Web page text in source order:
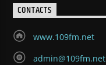
CONTACTS
www.109fm.net
admin@109fm.net